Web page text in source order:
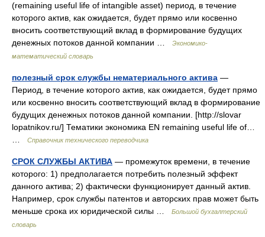
(remaining useful life of intangible asset) период, в течение
которого актив, как ожидается, будет прямо или косвенно
вносить соответствующий вклад в формирование будущих
денежных потоков данной компании …
Экономико-
математический словарь
полезный срок службы нематериального актива —
Период, в течение которого актив, как ожидается, будет прямо
или косвенно вносить соответствующий вклад в формирование
будущих денежных потоков данной компании. [http://slovar
lopatnikov.ru/] Тематики экономика EN remaining useful life of…
Справочник технического переводчика
СРОК СЛУЖБЫ АКТИВА — промежуток времени, в течение
которого: 1) предполагается потребить полезный эффект
данного актива; 2) фактически функционирует данный актив.
Например, срок службы патентов и авторских прав может быть
меньше срока их юридической силы …
Большой бухгалтерский
словарь